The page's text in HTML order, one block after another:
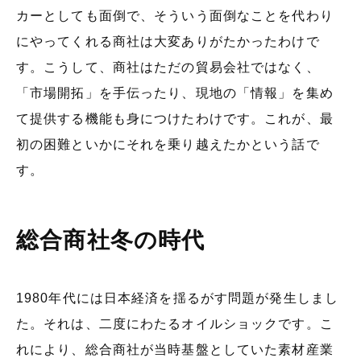
カーとしても面倒で、そういう面倒なことを代わり
にやってくれる商社は大変ありがたかったわけで
す。こうして、商社はただの貿易会社ではなく、
「市場開拓」を手伝ったり、現地の「情報」を集め
て提供する機能も身につけたわけです。これが、最
初の困難といかにそれを乗り越えたかという話で
す。
総合商社冬の時代
1980年代には日本経済を揺るがす問題が発生しまし
た。それは、二度にわたるオイルショックです。こ
れにより、総合商社が当時基盤としていた素材産業